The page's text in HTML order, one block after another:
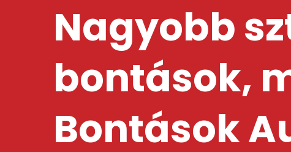
Nagyobb
bontások,
Bontások